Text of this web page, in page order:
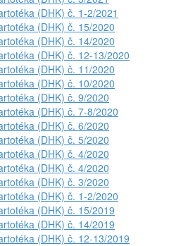
(DHK) č. 1-2/2021
(DHK) č. 15/2020
(DHK) č. 14/2020
(DHK) č. 12-13/2020
(DHK) č. 11/2020
(DHK) č. 10/2020
(DHK) č. 9/2020
(DHK) č. 7-8/2020
(DHK) č. 6/2020
(DHK) č. 5/2020
(DHK) č. 4/2020
(DHK) č. 4/2020
(DHK) č. 3/2020
(DHK) č. 1-2/2020
(DHK) č. 15/2019
(DHK) č. 14/2019
(DHK) č. 12-13/2019